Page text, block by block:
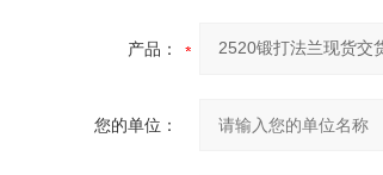
产品：
您的单位：